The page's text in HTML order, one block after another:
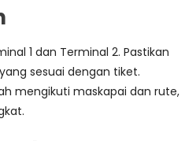
1 dan Terminal 2. Pastikan
sesuai dengan tiket.
mengikuti maskapai dan rute,